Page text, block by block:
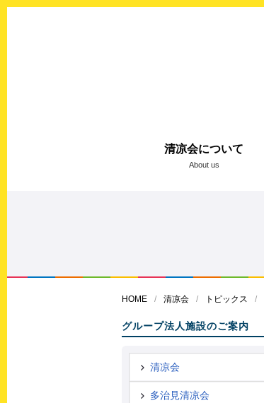
清凉会について
About us
HOME 清凉会 トピックス
グループ法人施設のご案内
清凉会
多治見清凉会